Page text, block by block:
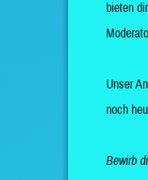
bieten
Unser
noch
Bewirb